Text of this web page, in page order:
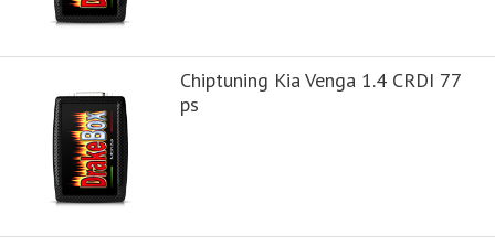
Chiptuning Kia Venga 1.4 CRDI 77
ps